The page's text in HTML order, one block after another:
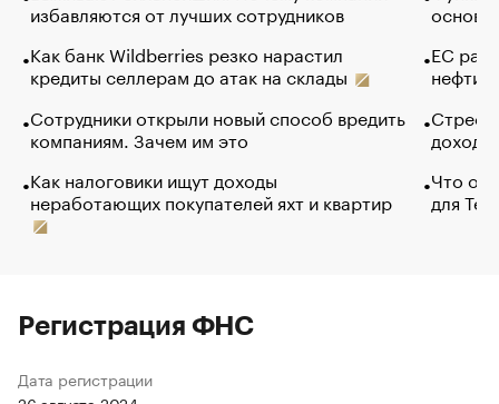
избавляются от лучших сотрудников
Как банк Wildberries резко нарастил
кредиты селлерам до атак на склады
Сотрудники открыли новый способ вредить
компаниям. Зачем им это
Как налоговики ищут доходы
неработающих покупателей яхт и квартир
основ
ЕС
нефти
Что
для
Регистрация ФНС
Дата регистрации